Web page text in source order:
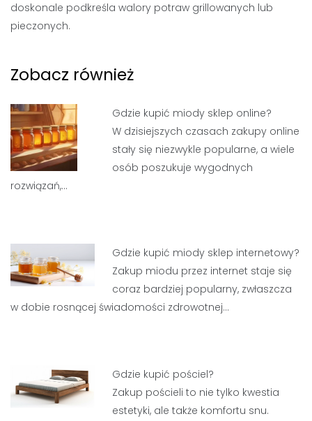
doskonale podkreśla walory potraw grillowanych lub
pieczonych.
Zobacz również
Gdzie kupić miody sklep online?
W dzisiejszych czasach zakupy online
stały się niezwykle popularne, a wiele
osób poszukuje wygodnych
rozwiązań,…
Gdzie kupić miody sklep internetowy?
Zakup miodu przez internet staje się
coraz bardziej popularny, zwłaszcza
w dobie rosnącej świadomości zdrowotnej…
Gdzie kupić pościel?
Zakup pościeli to nie tylko kwestia
estetyki, ale także komfortu snu.